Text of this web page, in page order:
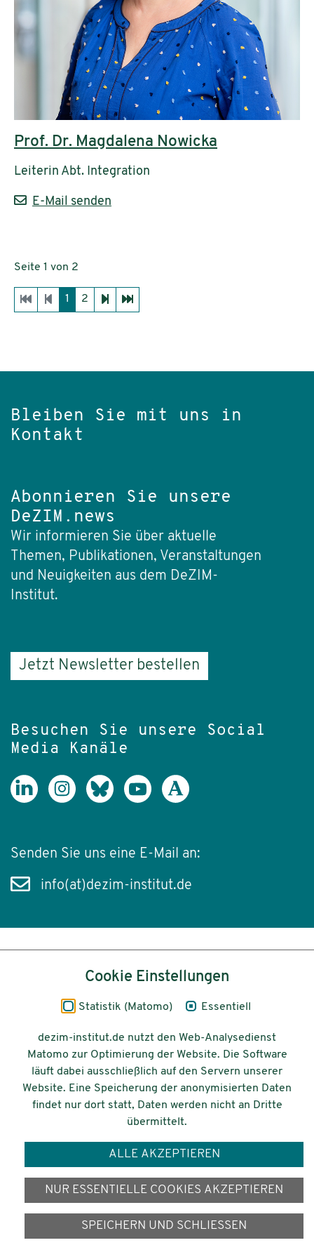
Prof. Dr. Magdalena Nowicka
Leiterin Abt. Integration
E-Mail senden
Seite 1 von 2
1 2
Bleiben Sie mit uns in
Kontakt
Abonnieren Sie unsere
DeZIM.news
Wir informieren Sie über aktuelle
Themen, Publikationen, Veranstaltungen
und Neuigkeiten aus dem DeZIM-
Institut.
Jetzt Newsletter bestellen
Besuchen Sie unsere Social
Media Kanäle
Senden Sie uns eine E-Mail an:
info(at)dezim-institut.de
Impressum
Datenschutz
Barrierefreiheit
© 2026 Deutsches Zentrum für
Integrations-
und Migrationsforschung DeZIM e.V.
Cookie Einstellungen
Statistik (Matomo) Essentiell
dezim-institut.de nutzt den Web-Analysedienst
Matomo zur Optimierung der Website. Die Software
läuft dabei ausschließlich auf den Servern unserer
Website. Eine Speicherung der anonymisierten Daten
findet nur dort statt, Daten werden nicht an Dritte
übermittelt.
ALLE AKZEPTIEREN
NUR ESSENTIELLE COOKIES AKZEPTIEREN
SPEICHERN UND SCHLIESSEN